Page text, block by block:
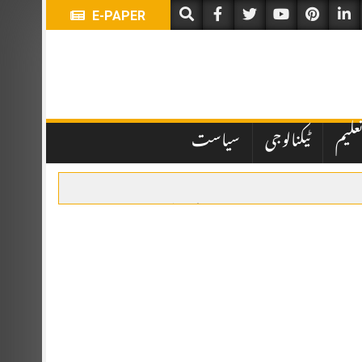
E-PAPER
تعلیم ٹیکنالوجی سیاست
نے انتظامی اور قانونی پہلوؤں پر سوالات کھڑے کر دیے ہیں۔